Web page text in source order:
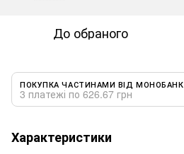
До обраного
ПОКУПКА ЧАСТИНАМИ ВІД МОНОБАНК
3 платежі по 626.67 грн
Характеристики